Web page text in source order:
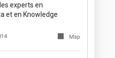
experts en
et en Knowledge
Map